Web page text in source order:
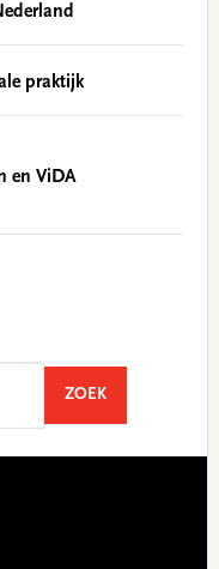
praktijk
en ViDA
ZOEKSEARCH